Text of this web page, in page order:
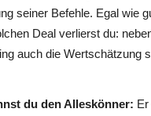
seiner Befehle. Egal wie
Deal verlierst du:
auch die Wertschätzung
du den Alleskönner: